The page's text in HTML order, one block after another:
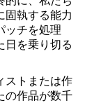
固執する能力
ッチを処理
日を乗り切る
ストまたは作
の作品が数千